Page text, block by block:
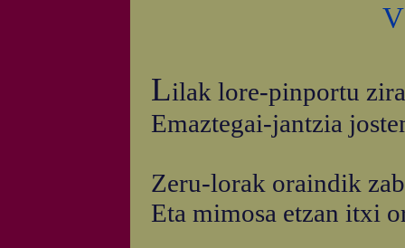
Lilak lore-pinportu
Emaztegai-jantzia
Zeru-lorak oraindik
Eta mimosa etzan itxi